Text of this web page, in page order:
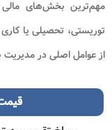
مهم‌ترین بخش‌های
توریستی، تحصیلی یا
از عوامل اصلی در
قیمت